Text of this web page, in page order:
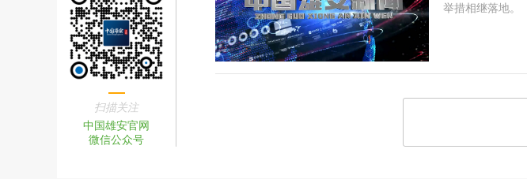
扫描关注
中国雄安官网
微信公众号
举措相继落地。